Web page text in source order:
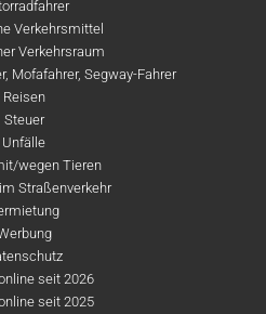
Verkehrsmittel
Verkehrsraum
Mofafahrer, Segway-Fahrer
Reisen
Steuer
Unfälle
wegen Tieren
Straßenverkehr
seit 2026
seit 2025